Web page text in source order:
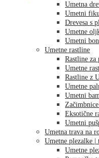
Umetna
Umetni
Drevesa s
Umetne
Umetni
Umetne rastline
Rastline za
Umetne
Rastline z
Umetne
Umetni
Eksotične
Umetni
Umetna trava na
Umetne plezalke |
Umetne